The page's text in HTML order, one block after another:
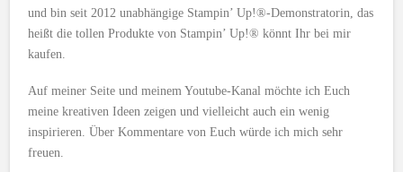
und bin seit 2012 unabhängige Stampin’ Up!®-Demonstratorin, das
heißt die tollen Produkte von Stampin’ Up!® könnt Ihr bei mir
kaufen.
Auf meiner Seite und meinem Youtube-Kanal möchte ich Euch
meine kreativen Ideen zeigen und vielleicht auch ein wenig
inspirieren. Über Kommentare von Euch würde ich mich sehr
freuen.